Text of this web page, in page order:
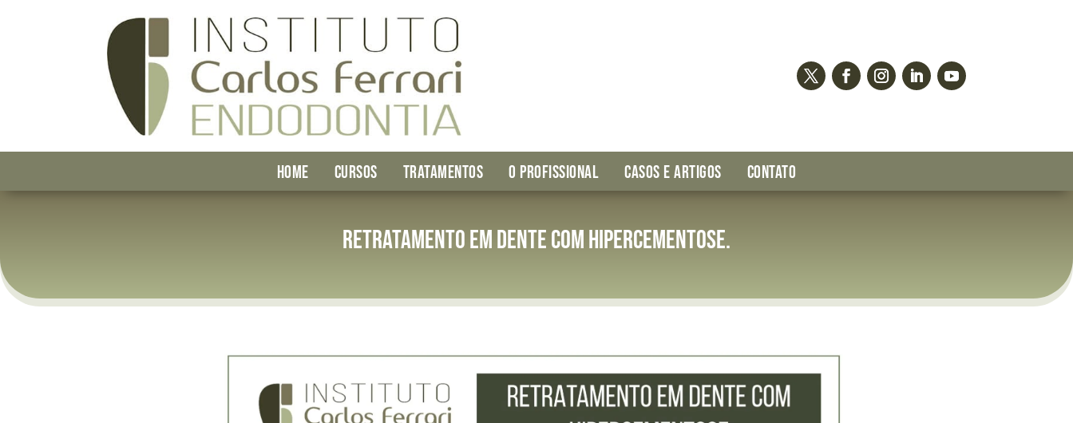
HOME CURSOS TRATAMENTOS O PROFISSIONAL CASOS E ARTIGOS CONTATO
Retratamento em dente com hipercementose.